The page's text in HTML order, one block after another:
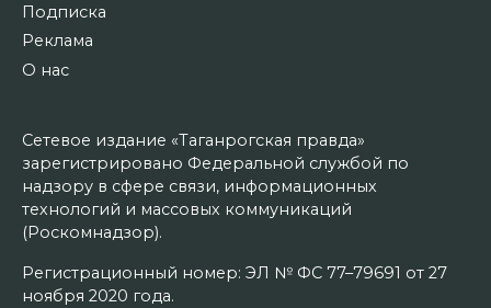
Подписка
Реклама
О нас
Сетевое издание «Таганрогская правда»
зарегистрировано Федеральной службой по
надзору в сфере связи, информационных
технологий и массовых коммуникаций
(Роскомнадзор).
Регистрационный номер: ЭЛ № ФС 77–79691 от 27
ноября 2020 года.